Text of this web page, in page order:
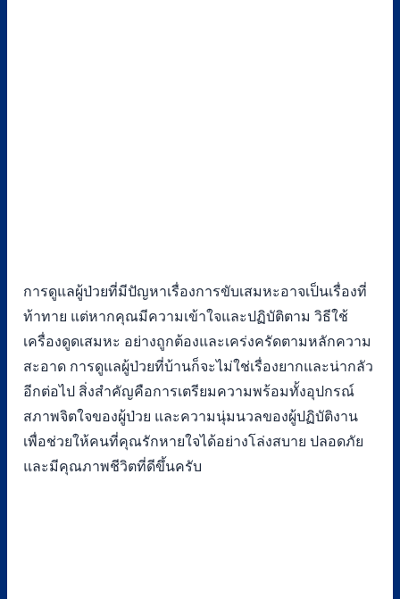
การดูแลผู้ป่วยที่มีปัญหาเรื่องการขับเสมหะอาจเป็นเรื่องที่
ท้าทาย แต่หากคุณมีความเข้าใจและปฏิบัติตาม วิธีใช้
เครื่องดูดเสมหะ อย่างถูกต้องและเคร่งครัดตามหลักความ
สะอาด การดูแลผู้ป่วยที่บ้านก็จะไม่ใช่เรื่องยากและน่ากลัว
อีกต่อไป สิ่งสำคัญคือการเตรียมความพร้อมทั้งอุปกรณ์
สภาพจิตใจของผู้ป่วย และความนุ่มนวลของผู้ปฏิบัติงาน
เพื่อช่วยให้คนที่คุณรักหายใจได้อย่างโล่งสบาย ปลอดภัย
และมีคุณภาพชีวิตที่ดีขึ้นครับ